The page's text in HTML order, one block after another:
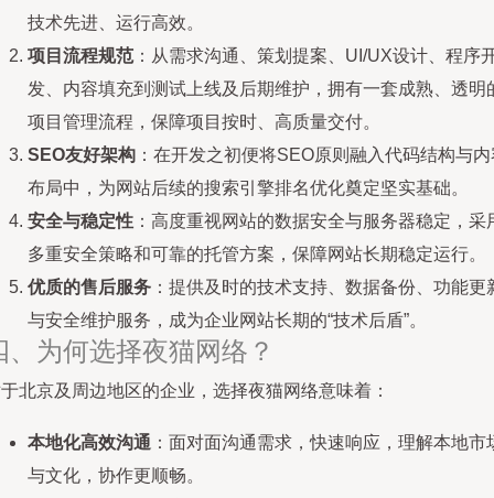
技术先进、运行高效。
项目流程规范 ：从需求沟通、策划提案、UI/UX设计、程序
发、内容填充到测试上线及后期维护，拥有一套成熟、透明
项目管理流程，保障项目按时、高质量交付。
SEO友好架构 ：在开发之初便将SEO原则融入代码结构与
布局中，为网站后续的搜索引擎排名优化奠定坚实基础。
安全与稳定性 ：高度重视网站的数据安全与服务器稳定，采
多重安全策略和可靠的托管方案，保障网站长期稳定运行。
优质的售后服务 ：提供及时的技术支持、数据备份、功能更
与安全维护服务，成为企业网站长期的“技术后盾”。
、为何选择夜猫网络？
北京及周边地区的企业，选择夜猫网络意味着：
本地化高效沟通 ：面对面沟通需求，快速响应，理解本地市
与文化，协作更顺畅。